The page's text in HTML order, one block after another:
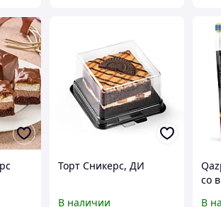
Торт Сникерс, ДИ
В наличии
со
В